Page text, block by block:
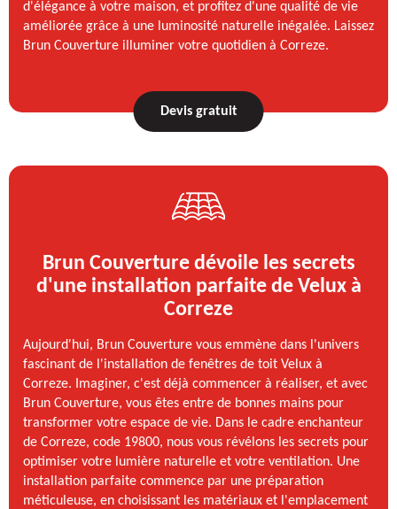
d'élégance à votre maison, et profitez d'une qualité de vie
améliorée grâce à une luminosité naturelle inégalée. Laissez
Brun Couverture illuminer votre quotidien à Correze.
Devis gratuit
Brun Couverture dévoile les secrets
d'une installation parfaite de Velux à
Correze
Aujourd'hui, Brun Couverture vous emmène dans l'univers
fascinant de l'installation de fenêtres de toit Velux à
Correze. Imaginer, c'est déjà commencer à réaliser, et avec
Brun Couverture, vous êtes entre de bonnes mains pour
transformer votre espace de vie. Dans le cadre enchanteur
de Correze, code 19800, nous vous révélons les secrets pour
optimiser votre lumière naturelle et votre ventilation. Une
installation parfaite commence par une préparation
méticuleuse, en choisissant les matériaux et l'emplacement